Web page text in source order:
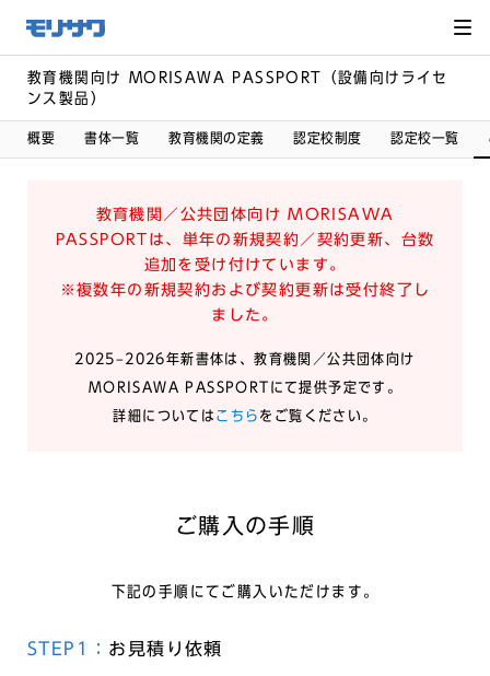
メ
ニュー
飛ばし
て本文
へ移動
教育機関向け MORISAWA PASSPORT（設備向けライセ
ンス製品）
概要 書体一覧 教育機関の定義 認定校制度 認定校一覧
教育機関／公共団体向け MORISAWA
PASSPORTは、単年の新規契約／契約更新、台数
追加を受け付けています。
※複数年の新規契約および契約更新は受付終了し
ました。
2025–2026年新書体は、教育機関／公共団体向け
MORISAWA PASSPORTにて提供予定です。
詳細については こちら をご覧ください。
ご購入の手順
下記の手順にてご購入いただけます。
STEP1： お見積り依頼